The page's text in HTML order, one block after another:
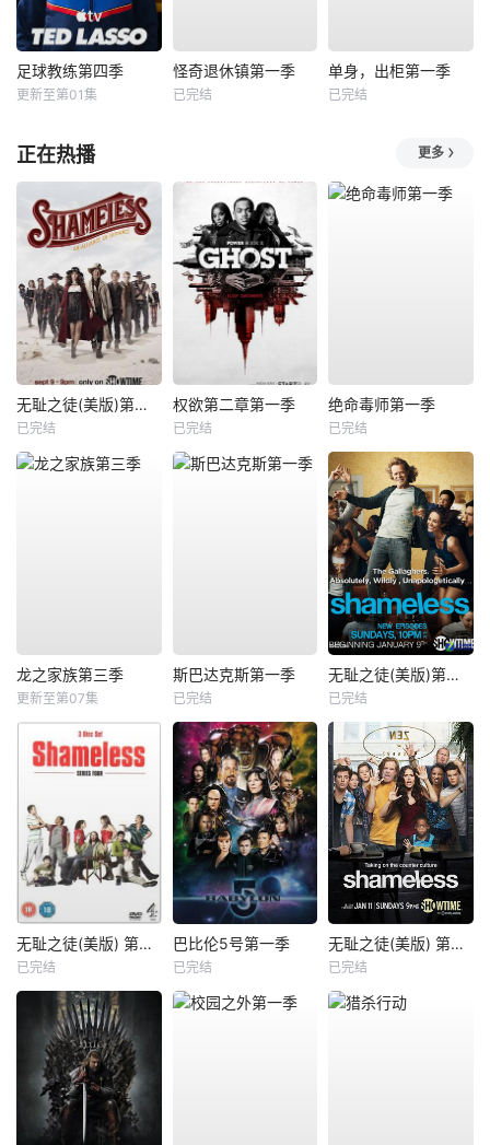
足球教练第四季
更新至第01集
怪奇退休镇第一季
已完结
单身，出柜第一季
已完结
正在热播 更多
无耻之徒(美版)第九季
已完结
权欲第二章第一季
已完结
绝命毒师第一季
已完结
龙之家族第三季
更新至第07集
斯巴达克斯第一季
已完结
无耻之徒(美版)第一季
已完结
无耻之徒(美版) 第四季
已完结
巴比伦5号第一季
已完结
无耻之徒(美版) 第五季
已完结